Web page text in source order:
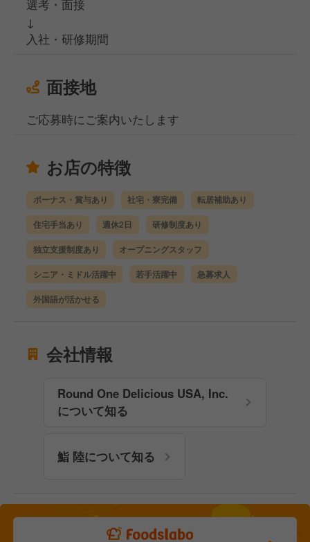
選考・面接
↓
入社・研修期間
面接地
ご応募時にご案内いたします
お店の特徴
ボーナス・賞与あり 社宅・寮完備 転居補助あり
住宅手当あり 週休2日 研修制度あり
独立支援制度あり オープニングスタッフ
シニア・ミドル活躍中 若手活躍中 急募求人
外国語が活かせる
会社情報
Round One Delicious USA, Inc.
について知る
鮨 陸について知る